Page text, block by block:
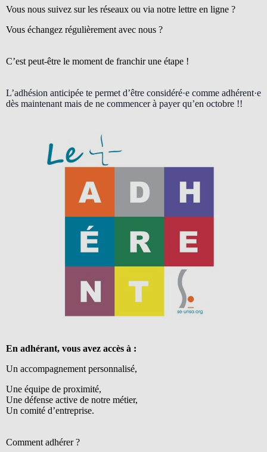
Vous nous suivez sur les réseaux ou via notre lettre en ligne ?
Vous échangez régulièrement avec nous ?
C’est peut-être le moment de franchir une étape !
L’adhésion anticipée te permet d’être considéré·e comme adhérent·e
dès maintenant mais de ne commencer à payer qu’en octobre !!
En adhérant, vous avez accès à :
Un accompagnement personnalisé,
Une équipe de proximité,
Une défense active de notre métier,
Un comité d’entreprise.
Comment adhérer ?